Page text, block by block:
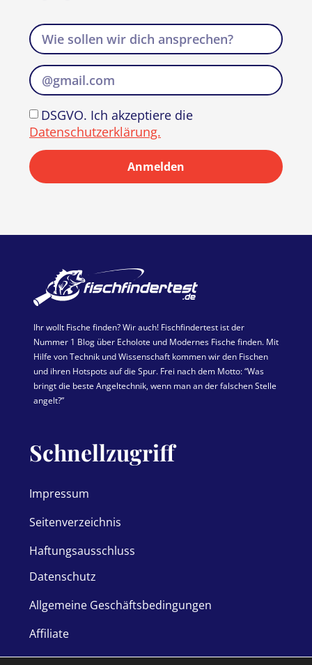
DSGVO. Ich akzeptiere die
Datenschutzerklärung.
Anmelden
Ihr wollt Fische finden? Wir auch! Fischfindertest ist der
Nummer 1 Blog über Echolote und Modernes Fische finden. Mit
Hilfe von Technik und Wissenschaft kommen wir den Fischen
und ihren Hotspots auf die Spur. Frei nach dem Motto: “Was
bringt die beste Angeltechnik, wenn man an der falschen Stelle
angelt?”
Schnellzugriff
Impressum
Seitenverzeichnis
Haftungsausschluss
Datenschutz
Allgemeine Geschäftsbedingungen
Affiliate
All rights reserved 2026